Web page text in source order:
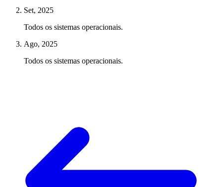
Set, 2025
Todos os sistemas operacionais.
Ago, 2025
Todos os sistemas operacionais.